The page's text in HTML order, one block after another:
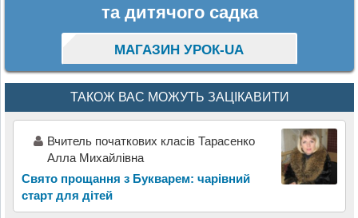
та дитячого садка
МАГАЗИН УРОК-UA
ТАКОЖ ВАС МОЖУТЬ ЗАЦІКАВИТИ
Вчитель початкових класів Тарасенко
Алла Михайлівна
Свято прощання з Букварем: чарівний
старт для дітей